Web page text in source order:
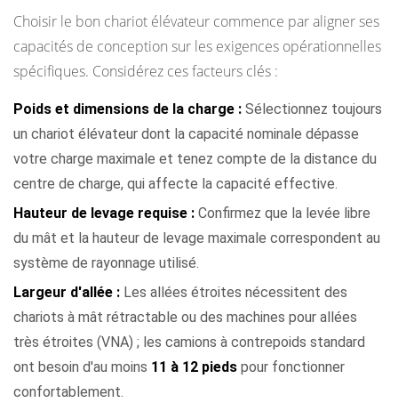
Choisir le bon chariot élévateur commence par aligner ses
capacités de conception sur les exigences opérationnelles
spécifiques. Considérez ces facteurs clés :
Poids et dimensions de la charge : Sélectionnez toujours
un chariot élévateur dont la capacité nominale dépasse
votre charge maximale et tenez compte de la distance du
centre de charge, qui affecte la capacité effective.
Hauteur de levage requise : Confirmez que la levée libre
du mât et la hauteur de levage maximale correspondent au
système de rayonnage utilisé.
Largeur d'allée : Les allées étroites nécessitent des
chariots à mât rétractable ou des machines pour allées
très étroites (VNA) ; les camions à contrepoids standard
ont besoin d'au moins 11 à 12 pieds pour fonctionner
confortablement.